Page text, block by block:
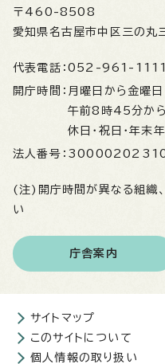
〒460-8508
愛知県名古屋市中区三の丸
代表電話： 052-961-1111
開庁時間： 月曜日から金曜
午前8時45分か
休日・祝日・年末
法人番号：
(注)開庁時間が異なる組織
い
庁舎案内
サイトマップ
このサイトについて
個人情報の取り扱い